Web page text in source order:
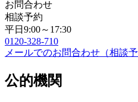
お問合わせ
相談予約
平日9:00～17:30
0120-328-710
メールでのお問合わせ（相談
公的機関